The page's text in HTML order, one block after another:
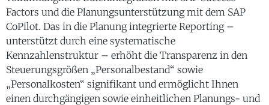
Factors und die Planungsunterstützung mit dem SAP
CoPilot. Das in die Planung integrierte Reporting –
unterstützt durch eine systematische
Kennzahlenstruktur – erhöht die Transparenz in den
Steuerungsgrößen „Personalbestand“ sowie
„Personalkosten“ signifikant und ermöglicht Ihnen
einen durchgängigen sowie einheitlichen Planungs- und